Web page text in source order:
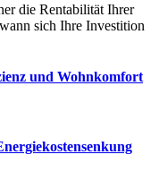
die Rentabilität Ihrer
sich Ihre Investition
und Wohnkomfort